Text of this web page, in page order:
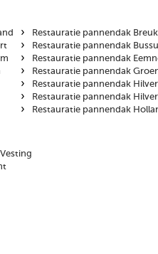
› Restauratie pannendak
› Restauratie pannendak
› Restauratie pannendak
› Restauratie pannendak
› Restauratie pannendak
› Restauratie pannendak
› Restauratie pannendak